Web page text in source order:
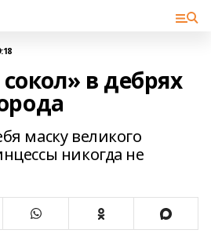
в дебрях
маску великого
никогда не